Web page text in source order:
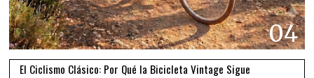
04
El Ciclismo Clásico: Por Qué la Bicicleta Vintage Sigue